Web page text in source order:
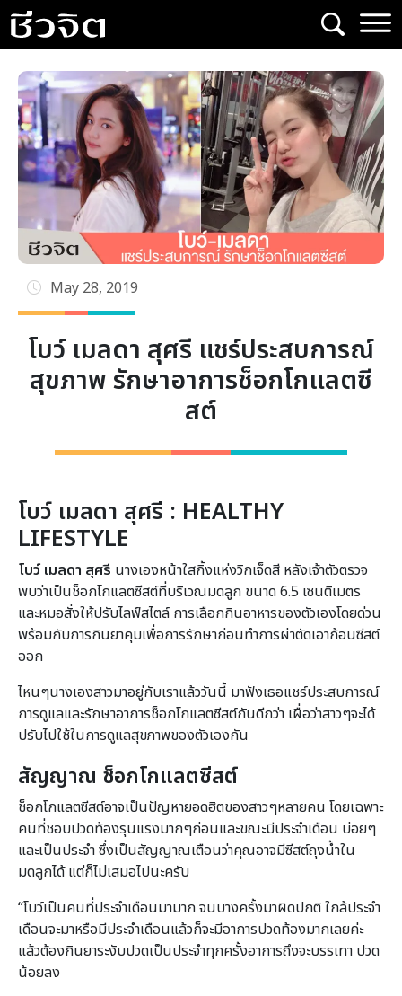
Skip
to
content
May 28, 2019
โบว์ เมลดา สุศรี แชร์ประสบการณ์
สุขภาพ รักษาอาการช็อกโกแลตซี
สต์
โบว์ เมลดา สุศรี : HEALTHY
LIFESTYLE
โบว์ เมลดา สุศรี นางเองหน้าใสกิ้งแห่งวิกเจ็ดสี หลังเจ้าตัวตรวจ
พบว่าเป็นช็อกโกแลตซีสต์ที่บริเวณมดลูก ขนาด 6.5 เซนติเมตร
และหมอสั่งให้ปรับไลฟ์สไตล์ การเลือกกินอาหารของตัวเองโดยด่วน
พร้อมกับการกินยาคุมเพื่อการรักษาก่อนทำการผ่าตัดเอาก้อนซีสต์
ออก
ไหนๆนางเองสาวมาอยู่กับเราแล้ววันนี้ มาฟังเธอแชร์ประสบการณ์
การดูแลและรักษาอาการช็อกโกแลตซีสต์กันดีกว่า เผื่อว่าสาวๆจะได้
ปรับไปใช้ในการดูแลสุขภาพของตัวเองกัน
สัญญาณ ช็อกโกแลตซีสต์
ช็อกโกแลตซีสต์อาจเป็นปัญหายอดฮิตของสาวๆหลายคน โดยเฉพาะ
คนที่ชอบปวดท้องรุนแรงมากๆก่อนและขณะมีประจำเดือน บ่อยๆ
และเป็นประจำ ซึ่งเป็นสัญญาณเตือนว่าคุณอาจมีซีสต์ถุงน้ำใน
มดลูกได้ แต่ก็ไม่เสมอไปนะครับ
“โบว์เป็นคนที่ประจำเดือนมามาก จนบางครั้งมาผิดปกติ ใกล้ประจำ
เดือนจะมาหรือมีประจำเดือนแล้วก็จะมีอาการปวดท้องมากเลยค่ะ
แล้วต้องกินยาระงับปวดเป็นประจำทุกครั้งอาการถึงจะบรรเทา ปวด
น้อยลง